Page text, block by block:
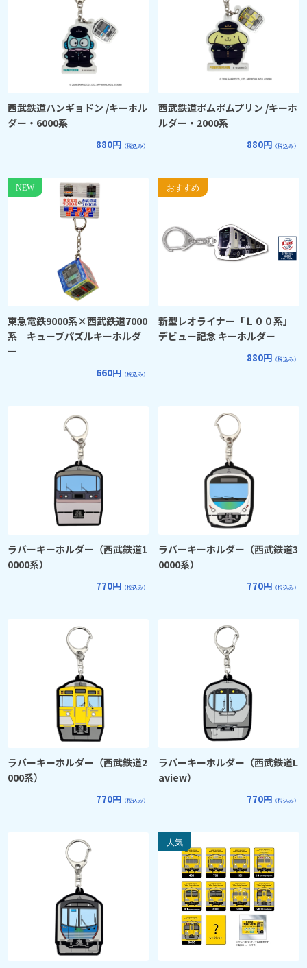
西武鉄道ハンギョドン /キーホル
ダー・6000系
880円 （税込み）
西武鉄道ポムポムプリン /キーホ
ルダー・2000系
880円 （税込み）
東急電鉄9000系×西武鉄道7000
系 キューブパズルキーホルダ
ー
660円 （税込み）
新型レオライナー「Ｌ００系」
デビュー記念 キーホルダー
880円 （税込み）
ラバーキーホルダー（西武鉄道1
0000系）
770円 （税込み）
ラバーキーホルダー（西武鉄道3
0000系）
770円 （税込み）
ラバーキーホルダー（西武鉄道2
000系）
770円 （税込み）
ラバーキーホルダー（西武鉄道L
aview）
770円 （税込み）